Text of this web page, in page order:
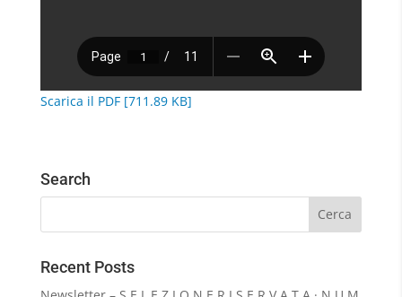
Scarica il PDF [711.89 KB]
Search
Recent Posts